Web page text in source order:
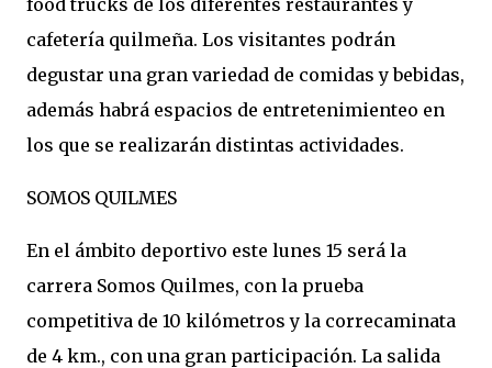
food trucks de los diferentes restaurantes y
cafetería quilmeña. Los visitantes podrán
degustar una gran variedad de comidas y bebidas,
además habrá espacios de entretenimienteo en
los que se realizarán distintas actividades.
SOMOS QUILMES
En el ámbito deportivo este lunes 15 será la
carrera Somos Quilmes, con la prueba
competitiva de 10 kilómetros y la correcaminata
de 4 km., con una gran participación. La salida